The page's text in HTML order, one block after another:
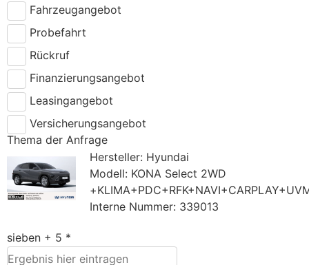
Fahrzeugangebot
Probefahrt
Rückruf
Finanzierungsangebot
Leasingangebot
Versicherungsangebot
Thema der Anfrage
Hersteller: Hyundai
Modell: KONA Select 2WD
Interne Nummer: 339013
sieben + 5 *